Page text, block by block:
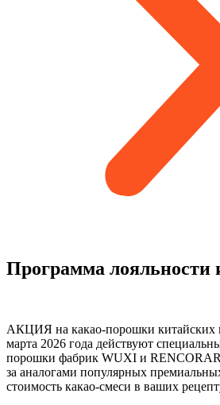
Программа лояльности
АКЦИЯ на какао-порошки китайских
марта 2026 года действуют
порошки фабрик WUXI и
за аналогами популярных
стоимость какао-смеси в ваших